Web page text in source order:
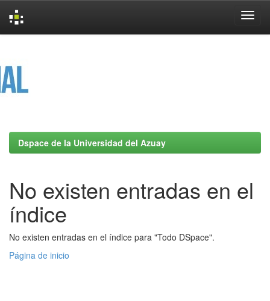
Dspace de la Universidad del Azuay
No existen entradas en el
índice
No existen entradas en el índice para "Todo DSpace".
Página de inicio